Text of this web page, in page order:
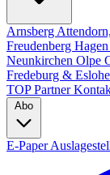
Arnsberg
Freudenberg Hagen
Neunkirchen Olpe
Fredeburg & Eslohe
TOP Partner
Abo
E-Paper